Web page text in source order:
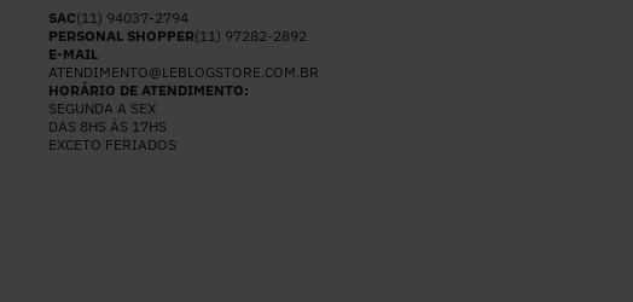
SAC(11) 94037-2794
PERSONAL SHOPPER(11) 97282-2892
E-MAIL
ATENDIMENTO@LEBLOGSTORE.COM.BR
HORÁRIO DE ATENDIMENTO:
SEGUNDA A SEX
DAS 8HS ÀS 17HS
EXCETO FERIADOS